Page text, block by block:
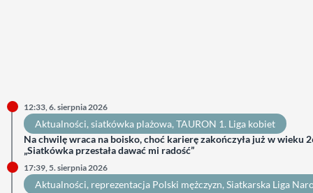
12:33, 6. sierpnia 2026
Aktualności, siatkówka plażowa, TAURON 1. Liga kobiet
Na chwilę wraca na boisko, choć karierę zakończyła już w wieku
„Siatkówka przestała dawać mi radość”
17:39, 5. sierpnia 2026
Aktualności, reprezentacja Polski mężczyzn, Siatkarska Liga